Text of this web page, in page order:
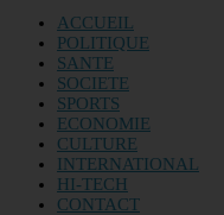
ACCUEIL
POLITIQUE
SANTE
SOCIETE
SPORTS
ECONOMIE
CULTURE
INTERNATIONAL
HI-TECH
CONTACT